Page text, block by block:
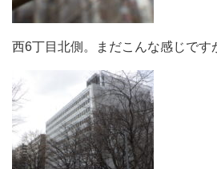
西6丁目北側。まだこんな感じです